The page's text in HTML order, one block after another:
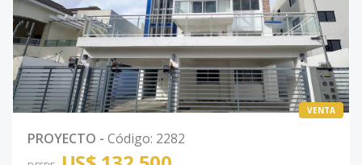
VENTA
PROYECTO - Código: 2282